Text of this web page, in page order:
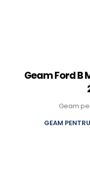
Geam Ford B
Geam
GEAM